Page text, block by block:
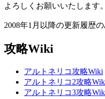
よろしくお願いいたします。
2008年1月以降の更新履歴
攻略Wiki
アルトネリコ攻略Wiki
アルトネリコ2攻略
アルトネリコ3攻略